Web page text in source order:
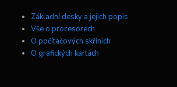
Základní desky a jejich popis
Vše o procesorech
O počítačových skříních
O grafických kartách